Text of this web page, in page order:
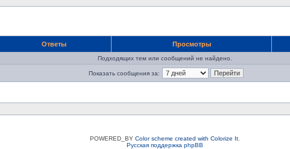
Ответы Просмотры
Подходящих тем или сообщений не найдено.
Показать сообщения за:
POWERED_BY Color scheme created with Colorize It.
Русская поддержка phpBB